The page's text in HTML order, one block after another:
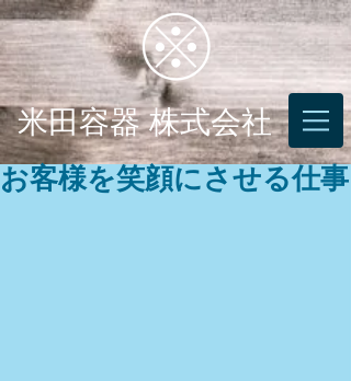
米田容器 株式会社
お客様を笑顔にさせる仕事